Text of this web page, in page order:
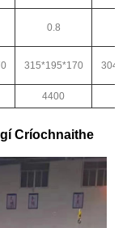
0.8
315*195*170
4400
Críochnaithe